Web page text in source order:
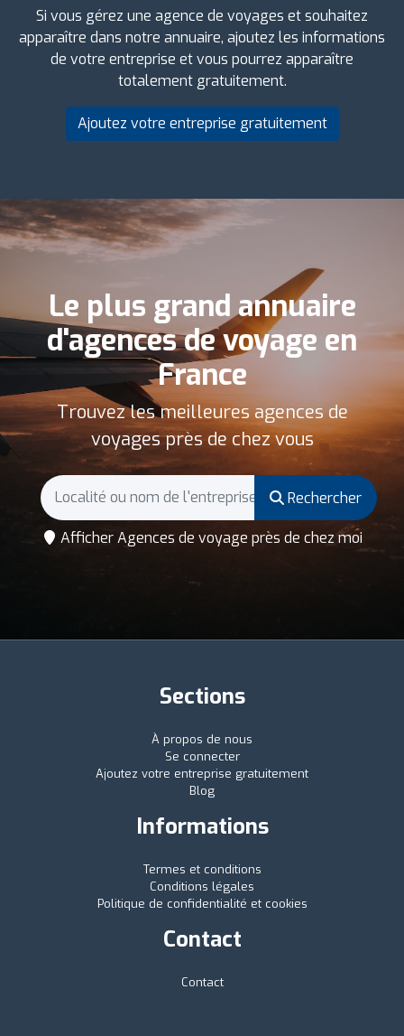
Si vous gérez une agence de voyages et souhaitez
apparaître dans notre annuaire, ajoutez les informations
de votre entreprise et vous pourrez apparaître
totalement gratuitement.
Ajoutez votre entreprise gratuitement
Le plus grand annuaire
d'agences de voyage en
France
Trouvez les meilleures agences de
voyages près de chez vous
Rechercher
Afficher Agences de voyage près de chez moi
Sections
À propos de nous
Se connecter
Ajoutez votre entreprise gratuitement
Blog
Informations
Termes et conditions
Conditions légales
Politique de confidentialité et cookies
Contact
Contact